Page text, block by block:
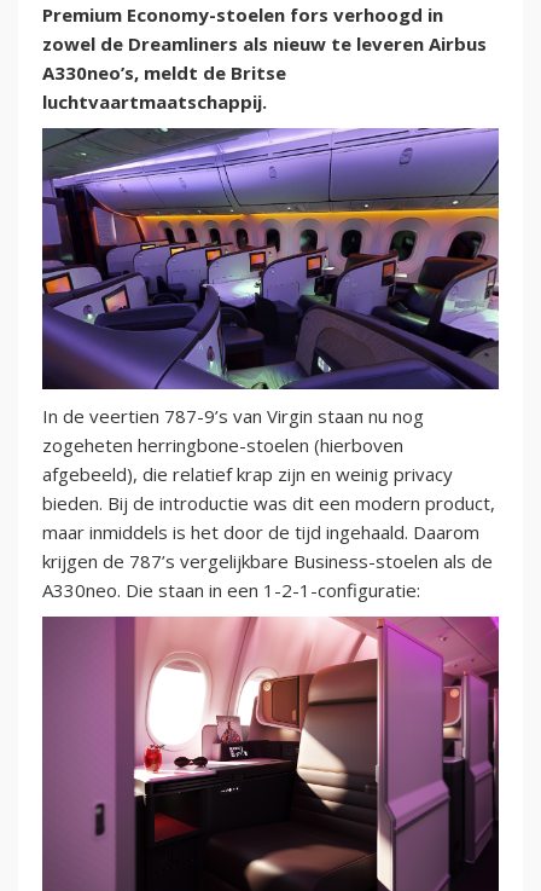
Premium Economy-stoelen fors verhoogd in
zowel de Dreamliners als nieuw te leveren Airbus
A330neo’s, meldt de Britse
luchtvaartmaatschappij.
In de veertien 787-9’s van Virgin staan nu nog
zogeheten herringbone-stoelen (hierboven
afgebeeld), die relatief krap zijn en weinig privacy
bieden. Bij de introductie was dit een modern product,
maar inmiddels is het door de tijd ingehaald. Daarom
krijgen de 787’s vergelijkbare Business-stoelen als de
A330neo. Die staan in een 1-2-1-configuratie: